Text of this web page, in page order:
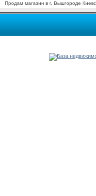
Продам магазин в г. Вышгороде